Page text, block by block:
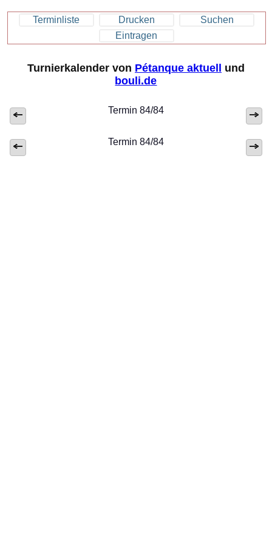
Terminliste Drucken
Suchen
Eintragen
Turnierkalender von Pétanque aktuell und
bouli.de
Termin 84/84
Termin 84/84